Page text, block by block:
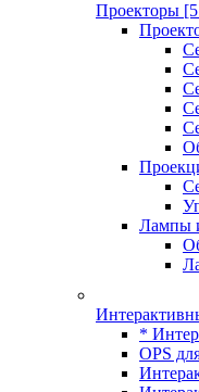
Проекторы
Лампы
*
OPS